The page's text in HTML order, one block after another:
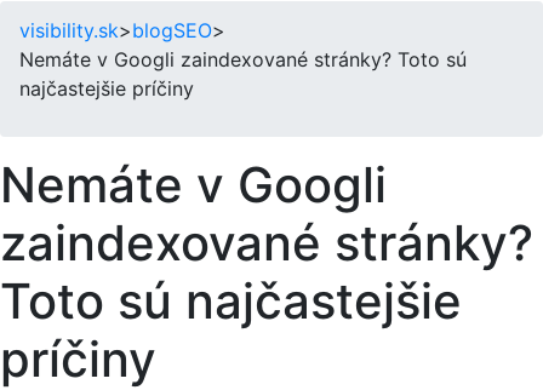
visibility.sk>blogSEO>
Nemáte v Googli zaindexované stránky? Toto sú
najčastejšie príčiny
Nemáte v Googli
zaindexované stránky?
Toto sú najčastejšie
príčiny